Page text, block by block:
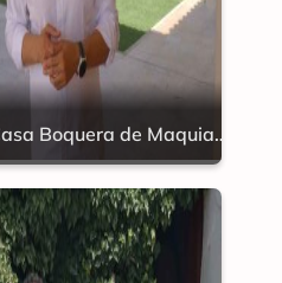
El Hotel Casa Boquera de Maquiavelo